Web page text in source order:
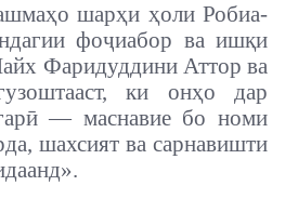
шарҳи ҳоли Робиа-
фоҷиабор ва ишқи
Фаридуддини Аттор ва
ки онҳо дар
— маснавие бо номи
шахсият ва сарнавишти